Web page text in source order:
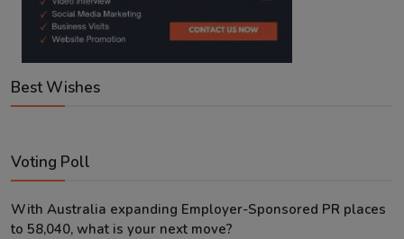
Best Wishes
Voting Poll
With Australia expanding Employer-Sponsored PR places
to 58,040, what is your next move?